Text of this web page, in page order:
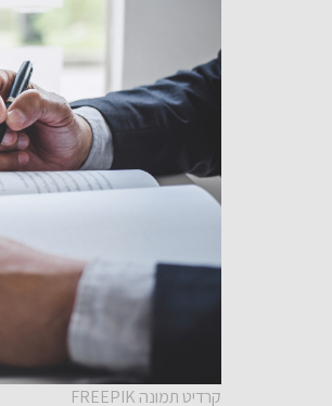
קרדיט תמונה FREEPIK